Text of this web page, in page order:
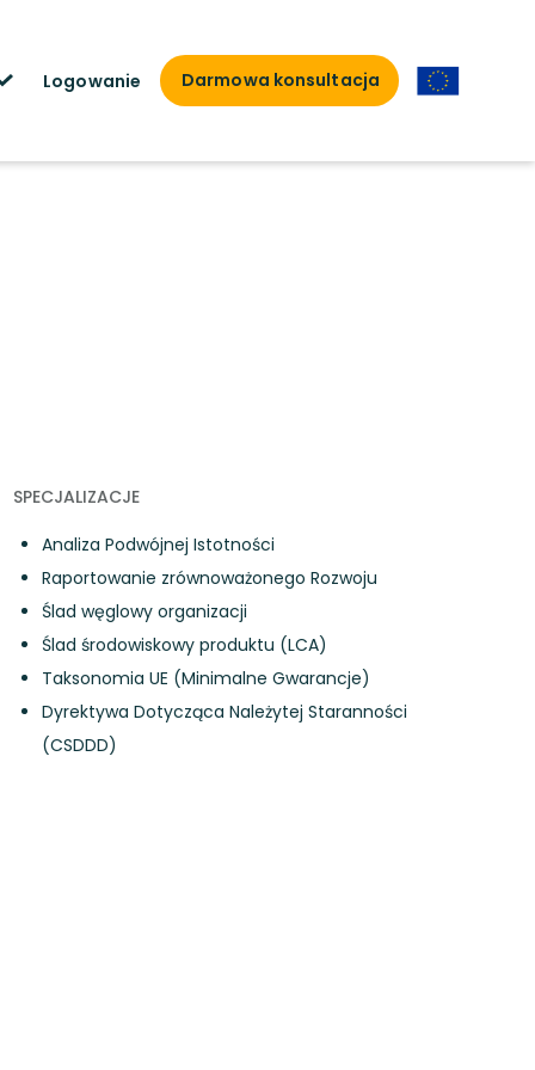
SPECJALIZACJE
Analiza Podwójnej Istotności
Raportowanie zrównoważonego Rozwoju
Ślad węglowy organizacji
Ślad środowiskowy produktu (LCA)
Taksonomia UE (Minimalne Gwarancje)
Dyrektywa Dotycząca Należytej Staranności
(CSDDD)
Logowanie Darmowa konsultacja